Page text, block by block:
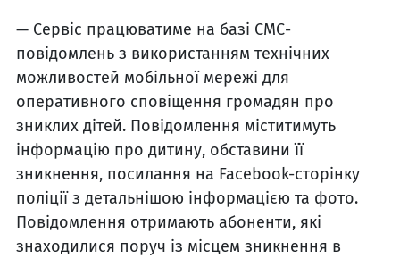
— Сервіс працюватиме на базі СМС-
повідомлень з використанням технічних
можливостей мобільної мережі для
оперативного сповіщення громадян про
зниклих дітей. Повідомлення міститимуть
інформацію про дитину, обставини її
зникнення, посилання на Facebook-сторінку
поліції з детальнішою інформацією та фото.
Повідомлення отримають абоненти, які
знаходилися поруч із місцем зникнення в